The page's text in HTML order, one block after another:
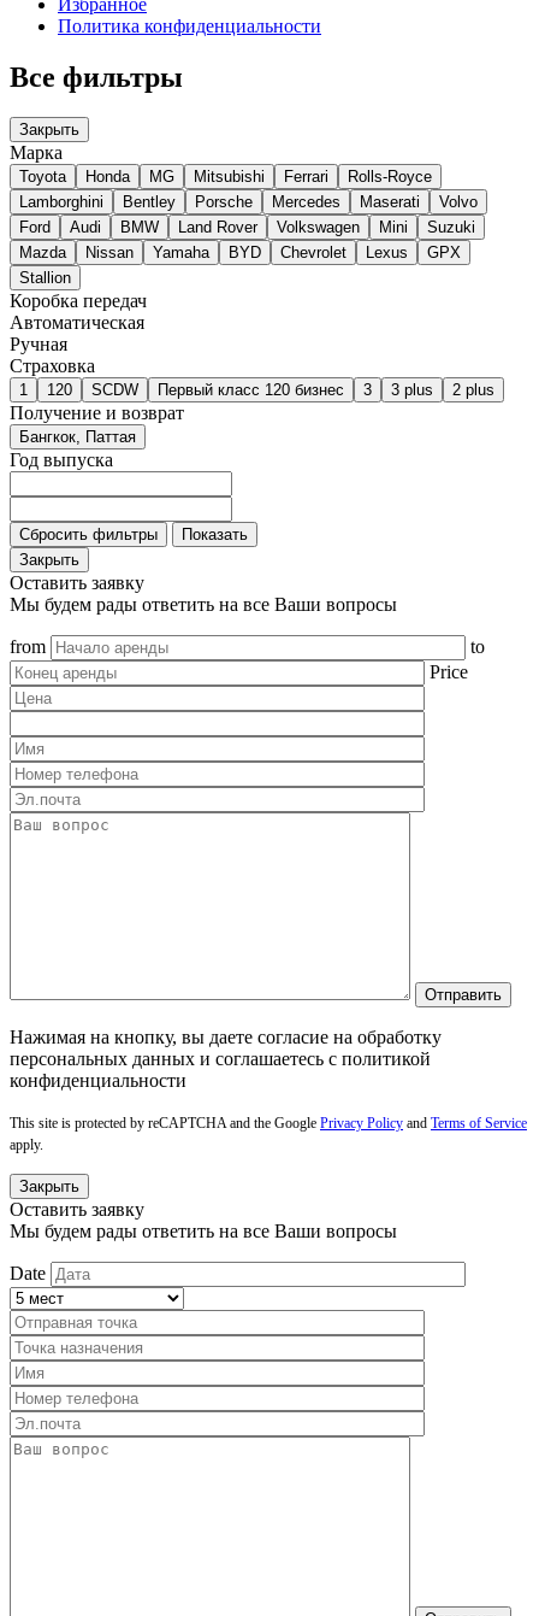
Политика конфиденциальности
Все фильтры
Закрыть
Марка
Toyota Honda MG Mitsubishi Ferrari
Rolls-Royce
Lamborghini
Bentley Porsche Mercedes Maserati
Volvo
Ford
Audi BMW Land Rover Volkswagen Mini
Suzuki
Mazda
Nissan Yamaha BYD Chevrolet Lexus
GPX
Stallion
Коробка передач
Автоматическая
Ручная
Страховка
1 120 SCDW Первый класс 120 бизнес 3 3 plus 2 plus
Получение и возврат
Бангкок, Паттая
Год выпуска
Сбросить фильтры
Показать
Закрыть
Оставить заявку
Мы будем рады ответить на все Ваши вопросы
from
to
Price
Нажимая на кнопку, вы даете согласие на обработку
персональных данных и соглашаетесь c политикой
конфиденциальности
This site is protected by reCAPTCHA and the Google Privacy Policy and Terms of Service
apply.
Закрыть
Оставить заявку
Мы будем рады ответить на все Ваши вопросы
Date